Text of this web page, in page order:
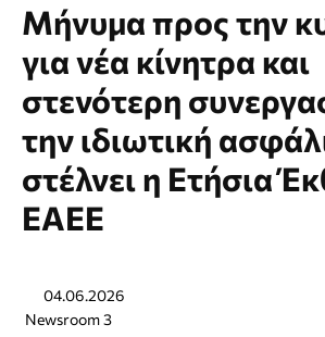
Μήνυμα προς την
για νέα κίνητρα και
στενότερη
την ιδιωτική
στέλνει η Ετήσια
ΕΑΕΕ
04.06.2026
Newsroom 3